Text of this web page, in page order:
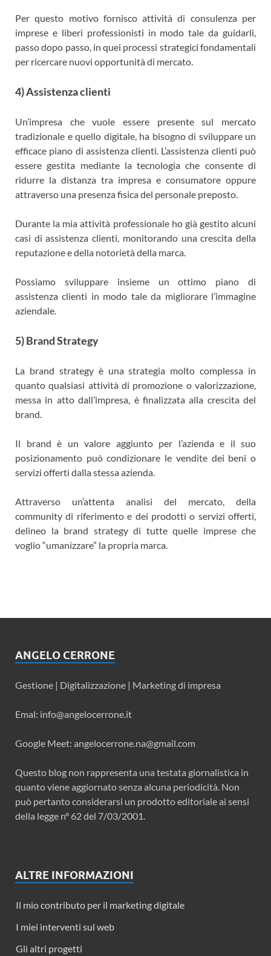
Per questo motivo fornisco attività di consulenza per
imprese e liberi professionisti in modo tale da guidarli,
passo dopo passo, in quei processi strategici fondamentali
per ricercare nuovi opportunità di mercato.
4) Assistenza clienti
Un’impresa che vuole essere presente sul mercato
tradizionale e quello digitale, ha bisogno di sviluppare un
efficace piano di assistenza clienti. L’assistenza clienti può
essere gestita mediante la tecnologia che consente di
ridurre la distanza tra impresa e consumatore oppure
attraverso una presenza fisica del personale preposto.
Durante la mia attività professionale ho già gestito alcuni
casi di assistenza clienti, monitorando una crescita della
reputazione e della notorietà della marca.
Possiamo sviluppare insieme un ottimo piano di
assistenza clienti in modo tale da migliorare l’immagine
aziendale.
5) Brand Strategy
La brand strategy è una strategia molto complessa in
quanto qualsiasi attività di promozione o valorizzazione,
messa in atto dall’impresa, è finalizzata alla crescita del
brand.
Il brand è un valore aggiunto per l’azienda e il suo
posizionamento può condizionare le vendite dei beni o
servizi offerti dalla stessa azienda.
Attraverso un’attenta analisi del mercato, della
community di riferimento e dei prodotti o servizi offerti,
delineo la brand strategy di tutte quelle imprese che
voglio “umanizzare” la propria marca.
ANGELO CERRONE
Gestione | Digitalizzazione | Marketing di impresa
Emal: info@angelocerrone.it
Google Meet: angelocerrone.na@gmail.com
Questo blog non rappresenta una testata giornalistica in
quanto viene aggiornato senza alcuna periodicità. Non
può pertanto considerarsi un prodotto editoriale ai sensi
della legge n° 62 del 7/03/2001.
ALTRE INFORMAZIONI
Il mio contributo per il marketing digitale
I miei interventi sul web
Gli altri progetti